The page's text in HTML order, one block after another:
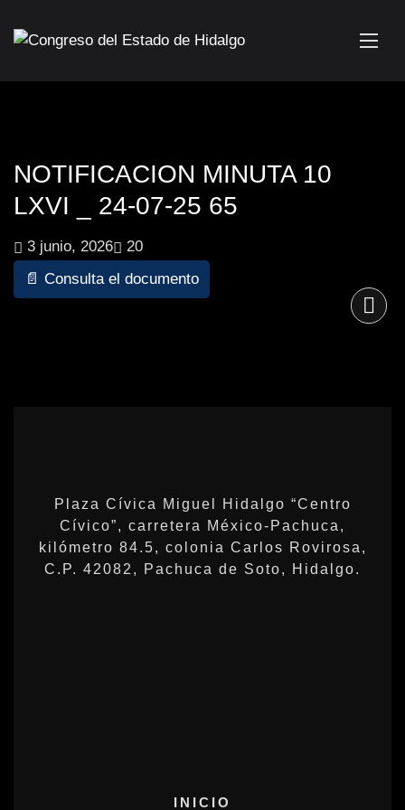
NOTIFICACION MINUTA 10
LXVI _ 24-07-25 65
3 junio, 2026
20
📄 Consulta el documento
Plaza Cívica Miguel Hidalgo “Centro
Cívico”, carretera México-Pachuca,
kilómetro 84.5, colonia Carlos Rovirosa,
C.P. 42082, Pachuca de Soto, Hidalgo.
INICIO